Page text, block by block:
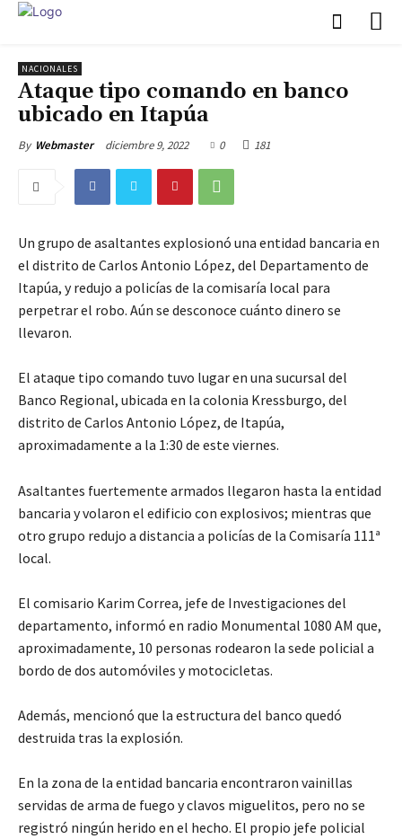
NACIONALES
Ataque tipo comando en banco
ubicado en Itapúa
By Webmaster diciembre 9, 2022 0 181
Un grupo de asaltantes explosionó una entidad bancaria en
el distrito de Carlos Antonio López, del Departamento de
Itapúa, y redujo a policías de la comisaría local para
perpetrar el robo. Aún se desconoce cuánto dinero se
llevaron.
El ataque tipo comando tuvo lugar en una sucursal del
Banco Regional, ubicada en la colonia Kressburgo, del
distrito de Carlos Antonio López, de Itapúa,
aproximadamente a la 1:30 de este viernes.
Asaltantes fuertemente armados llegaron hasta la entidad
bancaria y volaron el edificio con explosivos; mientras que
otro grupo redujo a distancia a policías de la Comisaría 111ª
local.
El comisario Karim Correa, jefe de Investigaciones del
departamento, informó en radio Monumental 1080 AM que,
aproximadamente, 10 personas rodearon la sede policial a
bordo de dos automóviles y motocicletas.
Además, mencionó que la estructura del banco quedó
destruida tras la explosión.
En la zona de la entidad bancaria encontraron vainillas
servidas de arma de fuego y clavos miguelitos, pero no se
registró ningún herido en el hecho. El propio jefe policial